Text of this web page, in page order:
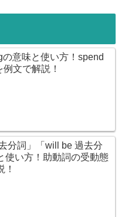
意味と使い方！spend
文で解説！
分詞」「will be 過去分
使い方！助動詞の受動態
！